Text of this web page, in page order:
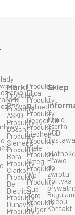
Marki
Produkty
AEG
Produkty
ASKO
Produkty
Bosch
Produkty
Siemens
Produkty
Bora
Produkty
Ciarko
Produkty
De
Dietrich
Produkty
Dunavox
Produkty
Produkty
Elica
Produkty
Falmec
Produkty
Geggenau
Produkty
Liebherr
Produkty
Miele
Produkty
Smeg
Produkty
Wolf
Produkty
Sub
Zero
Produkty
Fulgor
Sklep
-
O
firmie
Oferta
AGD
Dostawa
i
Prawo
do
zwrotu
Polityka
sklepu
Kontakt